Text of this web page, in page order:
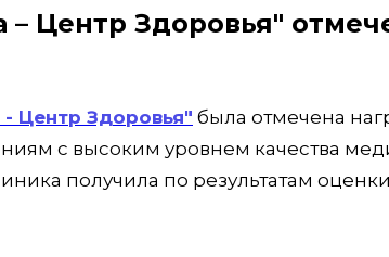
Центр Здоровья"
Центр Здоровья" была отмечена
с высоким уровнем качества
получила по результатам